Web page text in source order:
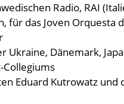
Radio, RAI
für das Joven Orquesta
Dänemark,
Collegiums
Eduard Kutrowatz